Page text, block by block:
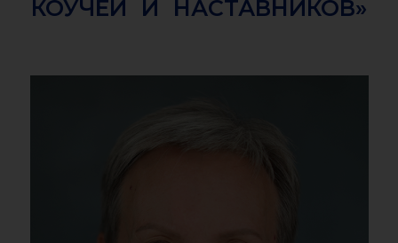
КОУЧЕЙ И НАСТАВНИКОВ»